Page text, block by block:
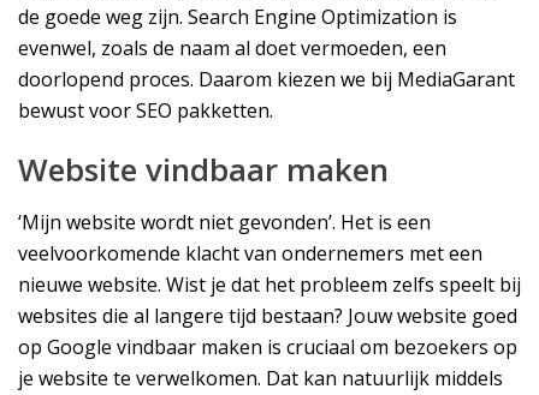
de goede weg zijn. Search Engine Optimization is
evenwel, zoals de naam al doet vermoeden, een
doorlopend proces. Daarom kiezen we bij MediaGarant
bewust voor SEO pakketten.
Website vindbaar maken
‘Mijn website wordt niet gevonden’. Het is een
veelvoorkomende klacht van ondernemers met een
nieuwe website. Wist je dat het probleem zelfs speelt bij
websites die al langere tijd bestaan? Jouw website goed
op Google vindbaar maken is cruciaal om bezoekers op
je website te verwelkomen. Dat kan natuurlijk middels